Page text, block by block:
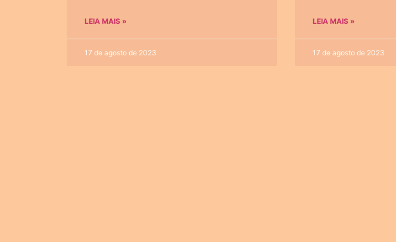
LEIA MAIS »
17 de agosto de 2023
LEIA MAIS »
17 de agosto de 2023